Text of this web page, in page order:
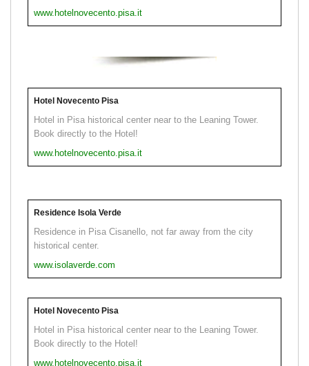
www.hotelnovecento.pisa.it
Hotel Novecento Pisa
Hotel in Pisa historical center near to the Leaning Tower.
Book directly to the Hotel!
www.hotelnovecento.pisa.it
Residence Isola Verde
Residence in Pisa Cisanello, not far away from the city
historical center.
www.isolaverde.com
Hotel Novecento Pisa
Hotel in Pisa historical center near to the Leaning Tower.
Book directly to the Hotel!
www.hotelnovecento.pisa.it